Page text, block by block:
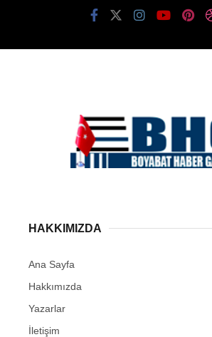
HAKKIMIZDA
Ana Sayfa
Hakkımızda
Yazarlar
İletişim